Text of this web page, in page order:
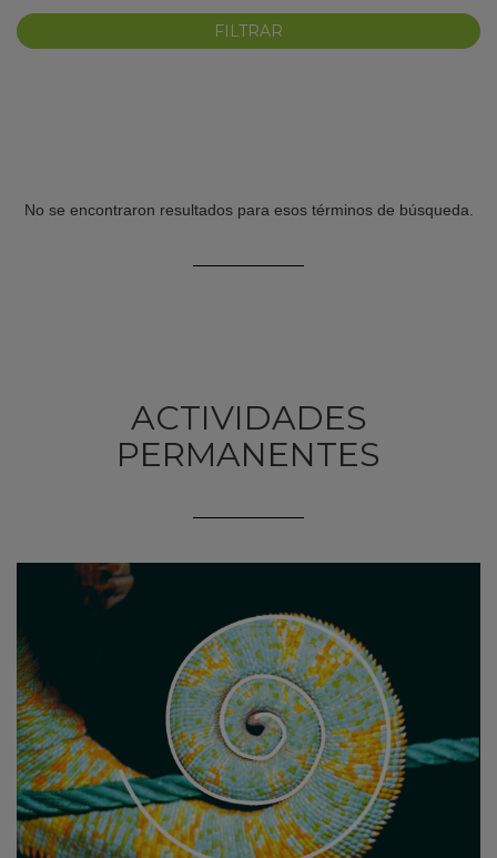
No se encontraron resultados para esos términos de búsqueda.
ACTIVIDADES
PERMANENTES